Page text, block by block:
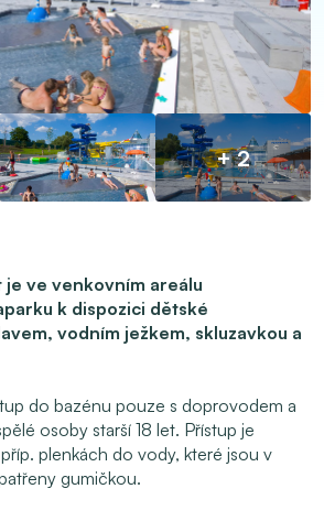
+ 2
ve venkovním areálu
k dispozici dětské
vodním ježkem, skluzavkou a
do bazénu pouze s doprovodem a
osoby starší 18 let. Přístup je
plenkách do vody, které jsou v
gumičkou.